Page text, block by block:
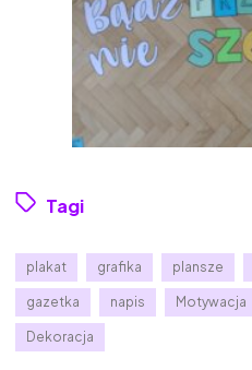
Tagi
plakat grafika plansze
gazetka napis Motywacja
Dekoracja